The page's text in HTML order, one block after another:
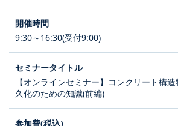
9:30～16:30(受付9:00)
【オンラインセミナー】コンクリート構
久化のための知識(前編)